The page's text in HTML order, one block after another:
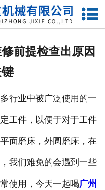
网站首页
厂区一角
案例展示
联系我们
前提检查出原因
行业中被广泛使用的一
工件，以便于对于工件
面磨床，外圆磨床，在
我们难免的会遇到一些
使用，今天一起喝广州